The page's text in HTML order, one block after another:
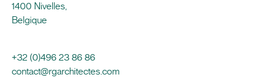
1400 Nivelles,
Belgique
+32 (0)496 23 86 86
contact@rgarchitectes.com